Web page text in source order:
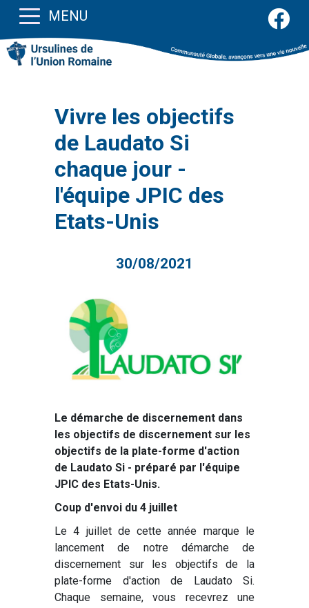
MENU
Vivre les objectifs
de Laudato Si
chaque jour -
l'équipe JPIC des
Etats-Unis
30/08/2021
Le démarche de discernement dans
les objectifs de discernement sur les
objectifs de la plate-forme d'action
de Laudato Si - préparé par l'équipe
JPIC des Etats-Unis.
Coup d'envoi du 4 juillet
Le 4 juillet de cette année marque le
lancement de notre démarche de
discernement sur les objectifs de la
plate-forme d'action de Laudato Si.
Chaque semaine, vous recevrez une